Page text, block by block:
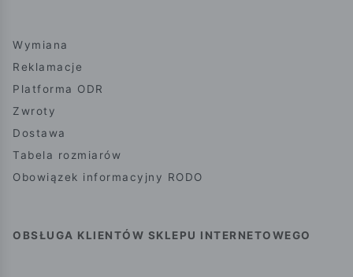
Wymiana
Reklamacje
Platforma ODR
Zwroty
Dostawa
Tabela rozmiarów
Obowiązek informacyjny RODO
OBSŁUGA KLIENTÓW SKLEPU INTERNETOWEGO